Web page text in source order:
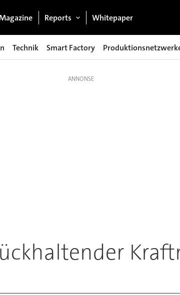
Reports Whitepaper
Technik Smart Factory